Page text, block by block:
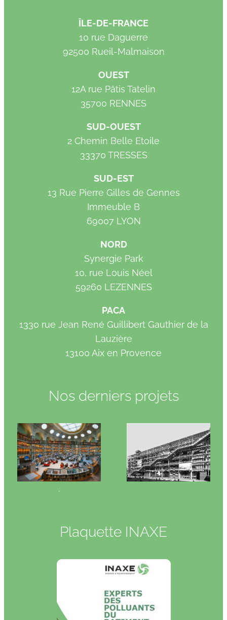
ÎLE-DE-FRANCE
10 rue Daguerre
92500 Rueil-Malmaison
OUEST
12A rue Pâtis Tatelin
35700 RENNES
SUD-OUEST
2 Chemin Belle Etoile
33370 TRESSES
SUD-EST
13 Rue Pierre Gilles de Gennes
Immeuble B
69007 LYON
NORD
Synergie Park
10, rue Louis Néel
59260 LEZENNES
PACA
1330 rue Jean René Guillibert Gauthier de la
Lauzière
13100 Aix en Provence
Nos derniers projets
.
Plaquette INAXE